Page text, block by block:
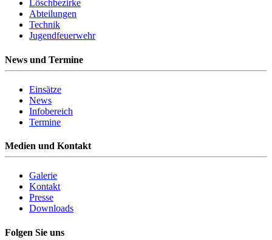
Löschbezirke
Abteilungen
Technik
Jugendfeuerwehr
News und Termine
Einsätze
News
Infobereich
Termine
Medien und Kontakt
Galerie
Kontakt
Presse
Downloads
Folgen Sie uns